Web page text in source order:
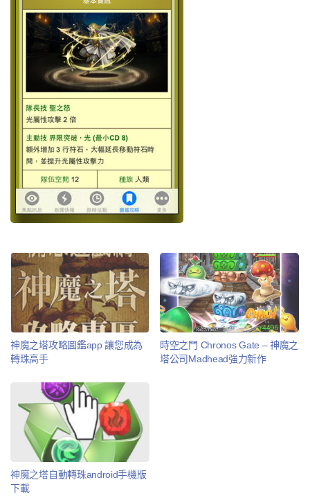
神魔之塔攻略圖鑑app 讓您成為
轉珠高手
時空之門 Chronos Gate – 神魔之
塔公司Madhead強力新作
神魔之塔自動轉珠android手機版
下載